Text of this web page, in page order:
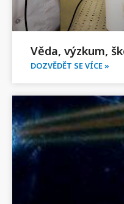
Věda, výzkum,
DOZVĚDĚT SE VÍCE »